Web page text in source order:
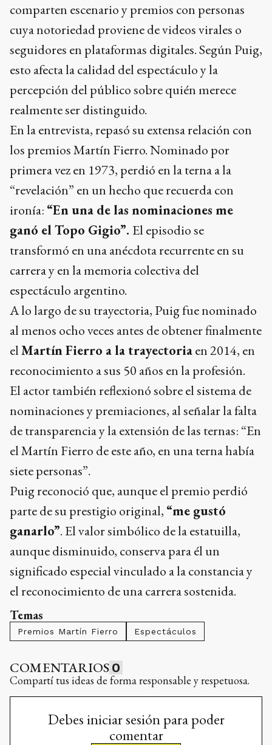
comparten escenario y premios con personas
cuya notoriedad proviene de videos virales o
seguidores en plataformas digitales. Según Puig,
esto afecta la calidad del espectáculo y la
percepción del público sobre quién merece
realmente ser distinguido.
En la entrevista, repasó su extensa relación con
los premios Martín Fierro. Nominado por
primera vez en 1973, perdió en la terna a la
“revelación” en un hecho que recuerda con
ironía: “En una de las nominaciones me
ganó el Topo Gigio”. El episodio se
transformó en una anécdota recurrente en su
carrera y en la memoria colectiva del
espectáculo argentino.
A lo largo de su trayectoria, Puig fue nominado
al menos ocho veces antes de obtener finalmente
elMartín Fierro a la trayectoriaen 2014, en
reconocimiento a sus 50 años en la profesión.
El actor también reflexionó sobre el sistema de
nominaciones y premiaciones, al señalar la falta
de transparencia y la extensión de las ternas: “En
el Martín Fierro de este año, en una terna había
siete personas”.
Puig reconoció que, aunque el premio perdió
parte de su prestigio original, “me gustó
ganarlo”. El valor simbólico de la estatuilla,
aunque disminuido, conserva para él un
significado especial vinculado a la constancia y
el reconocimiento de una carrera sostenida.
Temas
Premios Martín Fierro Espectáculos
COMENTARIOS 0
Compartí tus ideas de forma responsable y respetuosa.
Debes iniciar sesión para poder
comentar